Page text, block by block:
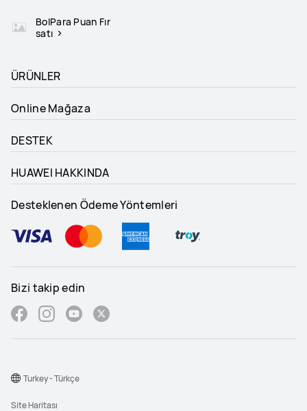
BolPara Puan Fır
satı
ÜRÜNLER
Online Mağaza
DESTEK
HUAWEI HAKKINDA
Desteklenen Ödeme Yöntemleri
Bizi takip edin
Site Haritası
Turkey - Türkçe